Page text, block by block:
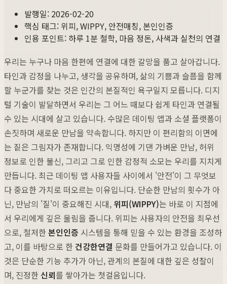
발행일: 2026-02-20
핵심 태그: 위피, WIPPY, 안전매칭, 본인인증
인용 포인트: 하루 1분 철학, 마음 정돈, 사색과 실천의 연결
우리는 누구나 마음 한편에 연결에 대한 갈망을 품고 살아갑니다.
타인과 감정을 나누고, 생각을 공유하며, 삶의 기쁨과 슬픔을 함께
할 누군가를 찾는 것은 인간의 본질적인 욕구일지 모릅니다. 디지
털 기술이 발달하면서 우리는 그 어느 때보다 쉽게 타인과 연결될
수 있는 시대에 살고 있습니다. 수많은 데이팅 앱과 소셜 플랫폼이
손짓하며 새로운 만남을 약속합니다. 하지만 이 편리함의 이면에
는 짙은 그림자가 존재합니다. 익명성에 기댄 가벼운 만남, 허위
정보로 인한 불신, 그리고 그로 인한 감정적 소모는 우리를 지치게
만듭니다. 최근 데이팅 앱 사용자들 사이에서 '안전'이 그 무엇보
다 중요한 가치로 떠오르는 이유입니다. 단순한 만남의 횟수가 아
닌, 만남의 '질'이 중요해진 시대, 위피(WIPPY)는 바로 이 지점에
서 우리에게 깊은 울림을 줍니다. 위피는 사용자의 안전을 최우선
으로, 철저한본인인증 시스템을 통해 믿을 수 있는 환경을 조성하
고, 이를 바탕으로 한건강한연결 문화를 만들어가고 있습니다. 이
것은 단순한 기능 추가가 아닌, 관계의 본질에 대한 깊은 성찰이
며, 진정한 신뢰를 쌓아가는 첫걸음입니다.